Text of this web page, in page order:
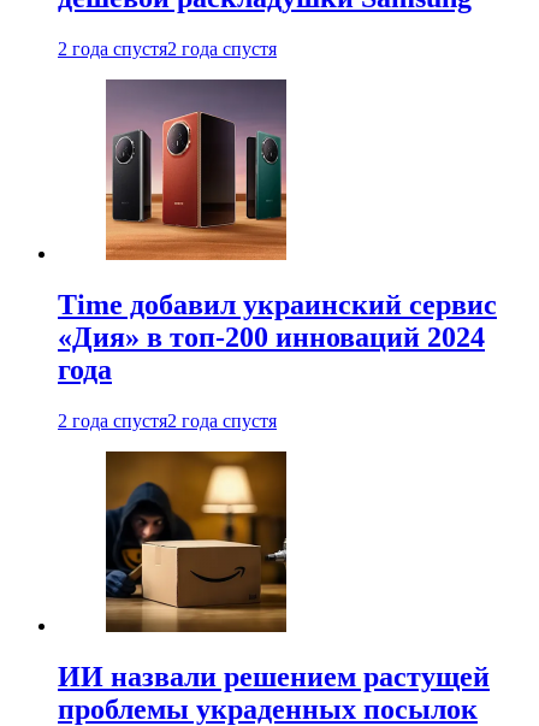
2 года спустя2 года спустя
Time добавил украинский сервис
«Дия» в топ-200 инноваций 2024
года
2 года спустя2 года спустя
ИИ назвали решением растущей
проблемы украденных посылок